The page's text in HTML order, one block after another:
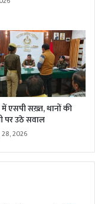
एसपी सख़्त, थानों की
पर उठे सवाल
2026